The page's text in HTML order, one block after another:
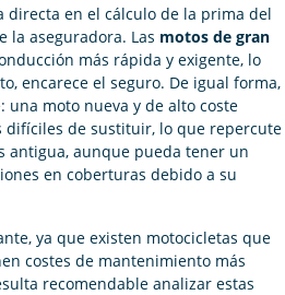
directa en el cálculo de la prima del
la aseguradora. Las motos de gran
más rápida y exigente, lo
encarece el seguro. De igual forma,
una moto nueva y de alto coste
difíciles de sustituir, lo que repercute
antigua, aunque pueda tener un
en coberturas debido a su
ya que existen motocicletas que
costes de mantenimiento más
recomendable analizar estas